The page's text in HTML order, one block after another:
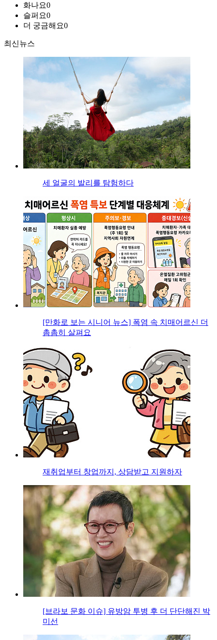
화나요0
슬퍼요0
더 궁금해요0
최신뉴스
세 얼굴의 발리를 탐험하다
[만화로 보는 시니어 뉴스] 폭염 속 치매어르신 더
촘촘히 살펴요
재취업부터 창업까지, 상담받고 지원하자
[브라보 문화 이슈] 유방암 투병 후 더 단단해진 박
미선